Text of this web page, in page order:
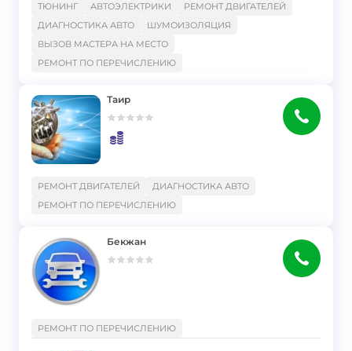
ТЮНИНГ АВТОЭЛЕКТРИКИ
РЕМОНТ ДВИГАТЕЛЕЙ
ДИАГНОСТИКА АВТО
ШУМОИЗОЛЯЦИЯ
ВЫЗОВ МАСТЕРА НА МЕСТО
РЕМОНТ ПО ПЕРЕЧИСЛЕНИЮ
Таир
РЕМОНТ ДВИГАТЕЛЕЙ
ДИАГНОСТИКА АВТО
РЕМОНТ ПО ПЕРЕЧИСЛЕНИЮ
Бекжан
РЕМОНТ ПО ПЕРЕЧИСЛЕНИЮ